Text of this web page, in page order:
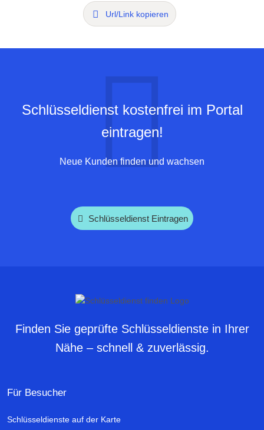
Url/Link kopieren
Schlüsseldienst kostenfrei im Portal
eintragen!
Neue Kunden finden und wachsen
Schlüsseldienst Eintragen
Finden Sie geprüfte Schlüsseldienste in Ihrer
Nähe – schnell & zuverlässig.
Für Besucher
Schlüsseldienste auf der Karte